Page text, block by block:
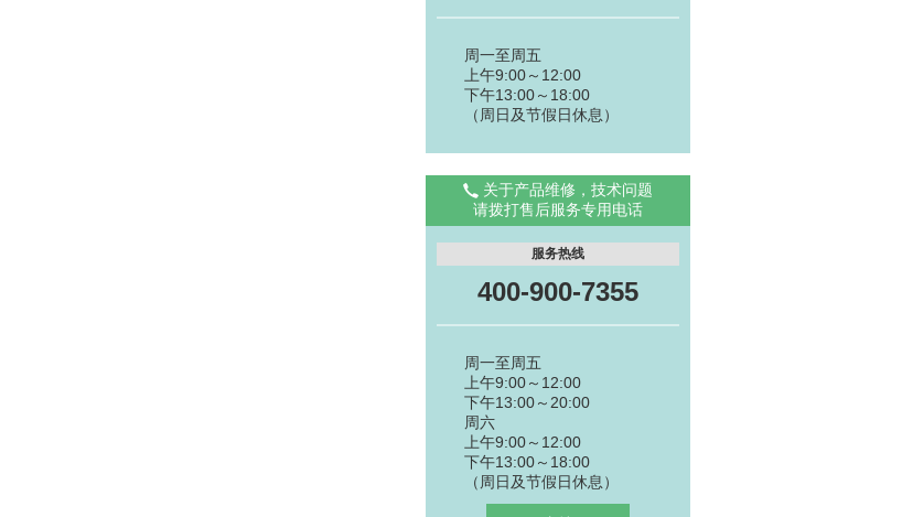
周一至周五
上午9:00～12:00
下午13:00～18:00
（周日及节假日休息）
关于产品维修，技术问题
请拨打售后服务专用电话
服务热线
400-900-7355
周一至周五
上午9:00～12:00
下午13:00～20:00
周六
上午9:00～12:00
下午13:00～18:00
（周日及节假日休息）